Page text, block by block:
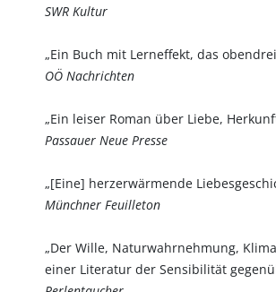
SWR Kultur
„Ein Buch mit Lerneffekt, das
OÖ Nachrichten
„Ein leiser Roman über Liebe,
Passauer Neue Presse
„[Eine] herzerwärmende
Münchner Feuilleton
„Der Wille, Naturwahrnehmung,
einer Literatur der Sensibilität